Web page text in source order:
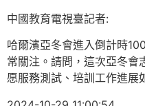
中國教育電視臺記者:
哈爾濱亞冬會進入倒計時
常關注。請問，這次亞冬會
愿服務測試、培訓工作進展